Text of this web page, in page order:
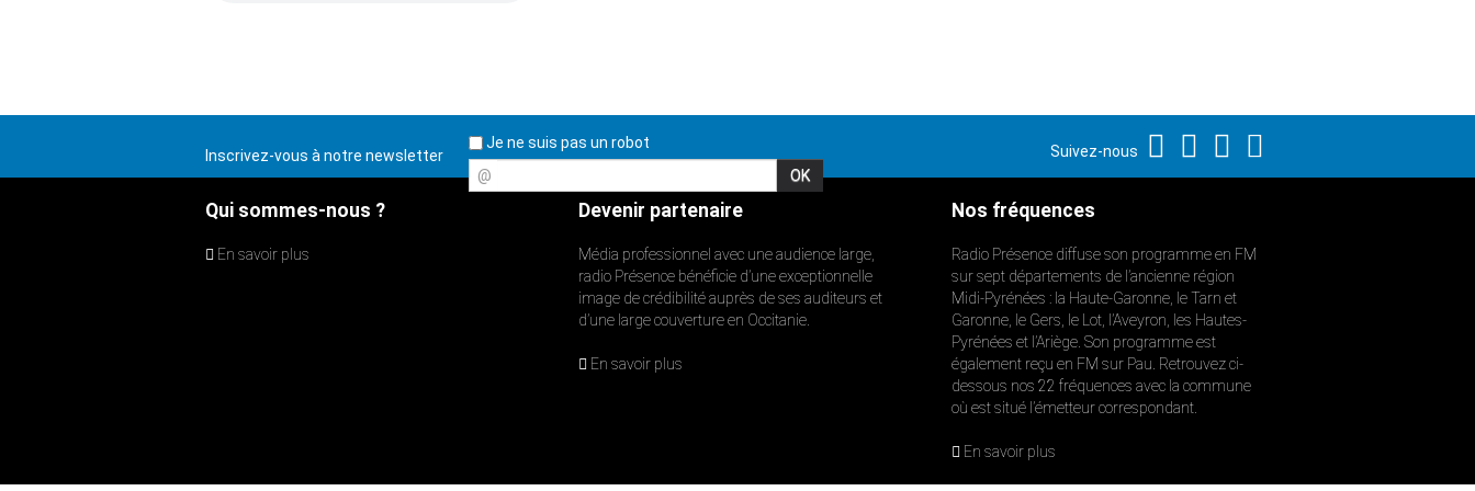
Inscrivez-vous à notre newsletter
Je ne suis pas un robot
@
Suivez-nous
Qui sommes-nous ?
En savoir plus
Devenir partenaire
Média professionnel avec une audience large,
radio Présence bénéficie d’une exceptionnelle
image de crédibilité auprès de ses auditeurs et
d’une large couverture en Occitanie.
En savoir plus
Nos fréquences
Radio Présence diffuse son programme en FM
sur sept départements de l’ancienne région
Midi-Pyrénées : la Haute-Garonne, le Tarn et
Garonne, le Gers, le Lot, l’Aveyron, les Hautes-
Pyrénées et l’Ariège. Son programme est
également reçu en FM sur Pau. Retrouvez ci-
dessous nos 22 fréquences avec la commune
où est situé l’émetteur correspondant.
En savoir plus